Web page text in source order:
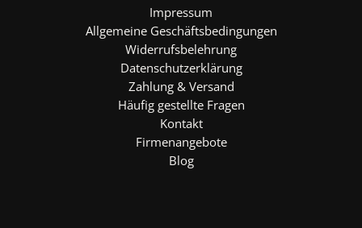
Impressum
Allgemeine Geschäftsbedingungen
Widerrufsbelehrung
Datenschutzerklärung
Zahlung & Versand
Häufig gestellte Fragen
Kontakt
Firmenangebote
Blog